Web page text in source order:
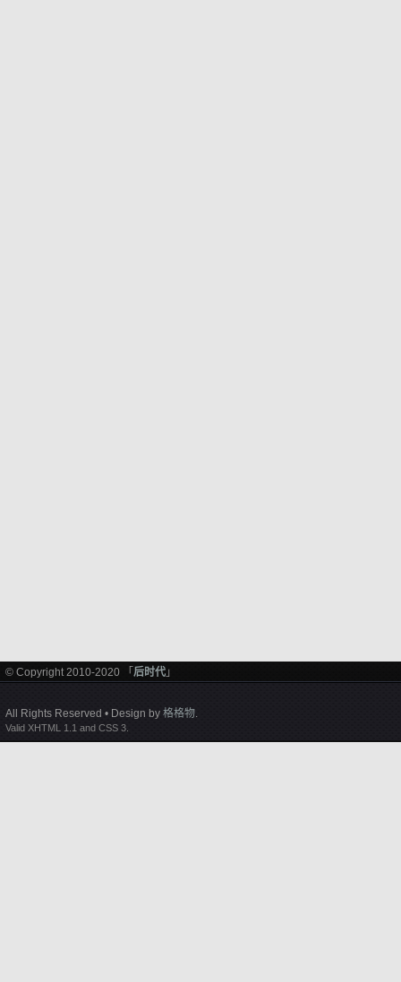
© Copyright 2010-2020 「 后时代 」
All Rights Reserved • Design by 格格物.
Valid XHTML 1.1 and CSS 3.